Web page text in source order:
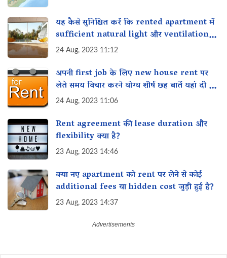
यह कैसे सुनिश्चित करें कि rented apartment में
sufficient natural light और ventilation
मिले?
24 Aug, 2023 11:12
अपनी first job के लिए new house rent पर
लेते समय विचार करने योग्य शीर्ष छह बातें यहां दी गई
हैं?
24 Aug, 2023 11:06
Rent agreement की lease duration और
flexibility क्या है?
23 Aug, 2023 14:46
क्या नए apartment को rent पर लेने से कोई
additional fees या hidden cost जुड़ी हुई है?
23 Aug, 2023 14:37